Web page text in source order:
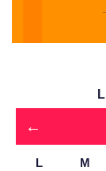
←
L M